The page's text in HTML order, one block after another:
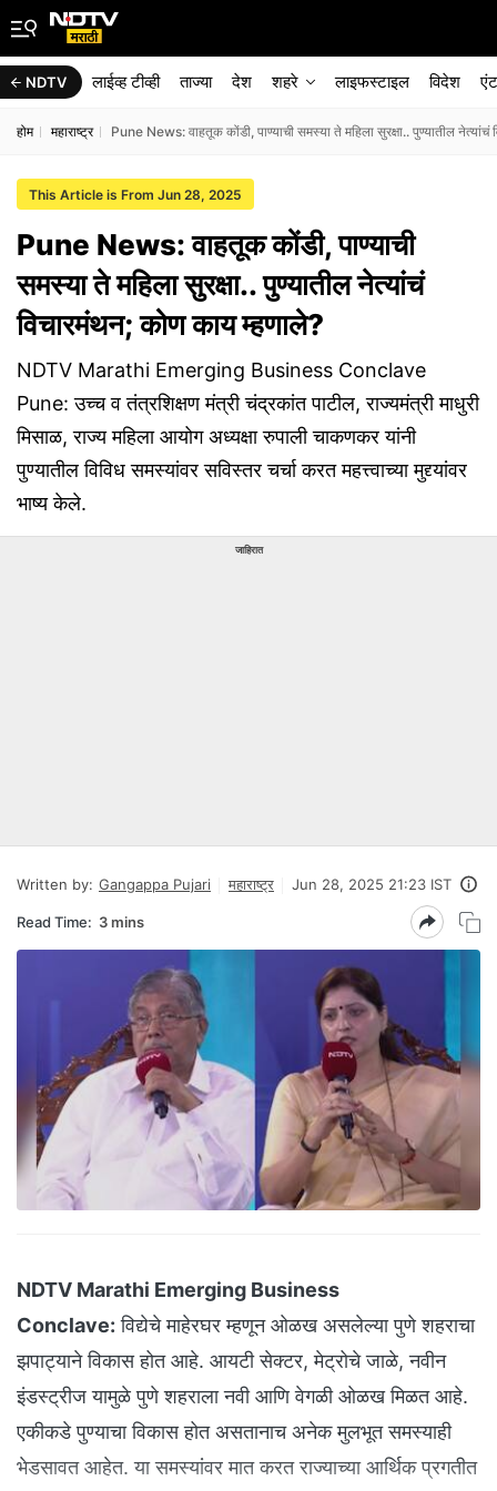
NDTV लाईव्ह टीव्ही ताज्या देश शहरे लाइफस्टाइल विदेश
होम महाराष्ट्र Pune News: वाहतूक कोंडी, पाण्याची समस्या ते महिला सुरक्षा.. पुण्यातील
This Article is From Jun 28, 2025
Pune News: वाहतूक कोंडी, पाण्याची
समस्या ते महिला सुरक्षा.. पुण्यातील नेत्यांचं
विचारमंथन; कोण काय म्हणाले?
NDTV Marathi Emerging Business Conclave
Pune: उच्च व तंत्रशिक्षण मंत्री चंद्रकांत पाटील, राज्यमंत्री माधुरी
मिसाळ, राज्य महिला आयोग अध्यक्षा रुपाली चाकणकर यांनी
पुण्यातील विविध समस्यांवर सविस्तर चर्चा करत महत्त्वाच्या मुद्द्यांवर
भाष्य केले.
जाहिरात
Written by: Gangappa Pujari महाराष्ट्र Jun 28, 2025 21:23 IST
Read Time: 3 mins
NDTV Marathi Emerging Business
Conclave: विद्येचे माहेरघर म्हणून ओळख असलेल्या पुणे शहराचा
झपाट्याने विकास होत आहे. आयटी सेक्टर, मेट्रोचे जाळे, नवीन
इंडस्ट्रीज यामुळे पुणे शहराला नवी आणि वेगळी ओळख मिळत आहे.
एकीकडे पुण्याचा विकास होत असतानाच अनेक मुलभूत समस्याही
भेडसावत आहेत. या समस्यांवर मात करत राज्याच्या आर्थिक प्रगतीत